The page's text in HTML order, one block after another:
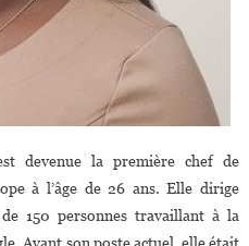
devenue la première chef de
à l’âge de 26 ans. Elle dirige
150 personnes travaillant à la